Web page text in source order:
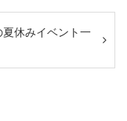
夏休みイベント一